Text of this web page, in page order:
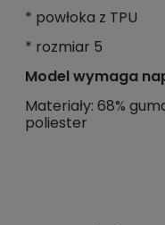
* powłoka z TPU
* rozmiar 5
Model wymaga
Materiały: 68%
poliester